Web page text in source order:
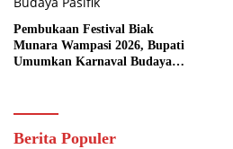
Pembukaan Festival Biak
Munara Wampasi 2026, Bupati
Umumkan Karnaval Budaya
Berita Populer